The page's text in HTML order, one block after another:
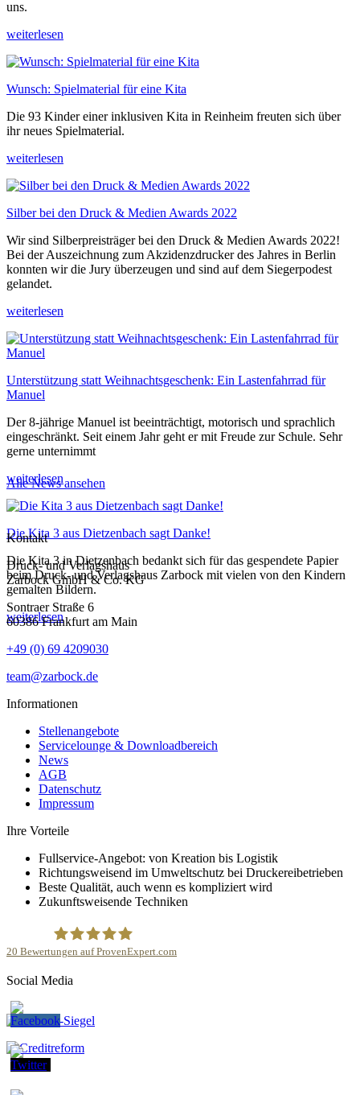
uns.
weiterlesen
Wunsch: Spielmaterial für eine Kita
Die 93 Kinder einer inklusiven Kita in Reinheim freuten sich über
ihr neues Spielmaterial.
weiterlesen
Silber bei den Druck & Medien Awards 2022
Wir sind Silberpreisträger bei den Druck & Medien Awards 2022!
Bei der Auszeichnung zum Akzidenzdrucker des Jahres in Berlin
konnten wir die Jury überzeugen und sind auf dem Siegerpodest
gelandet.
weiterlesen
Unterstützung statt Weihnachtsgeschenk: Ein Lastenfahrrad für
Manuel
Der 8-jährige Manuel ist beeinträchtigt, motorisch und sprachlich
eingeschränkt. Seit einem Jahr geht er mit Freude zur Schule. Sehr
gerne unternimmt
weiterlesen
Die Kita 3 aus Dietzenbach sagt Danke!
Die Kita 3 in Dietzenbach bedankt sich für das gespendete Papier
beim Druck- und Verlagshaus Zarbock mit vielen von den Kindern
gemalten Bildern.
weiterlesen
Alle News ansehen
Kontakt
Druck- und Verlagshaus
Zarbock GmbH & Co. KG
Sontraer Straße 6
60386 Frankfurt am Main
+49 (0) 69 4209030
team@zarbock.de
Informationen
Stellenangebote
Servicelounge & Downloadbereich
News
AGB
Datenschutz
Impressum
Ihre Vorteile
Fullservice-Angebot: von Kreation bis Logistik
Richtungsweisend im Umweltschutz bei Druckereibetrieben
Beste Qualität, auch wenn es kompliziert wird
Zukunftsweisende Techniken
Zarbock
20 Bewertungen auf ProvenExpert.com
Social Media